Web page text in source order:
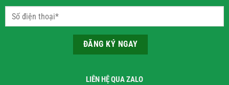
LIÊN HỆ QUA ZALO